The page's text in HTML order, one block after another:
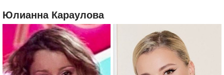
Юлианна Караулова